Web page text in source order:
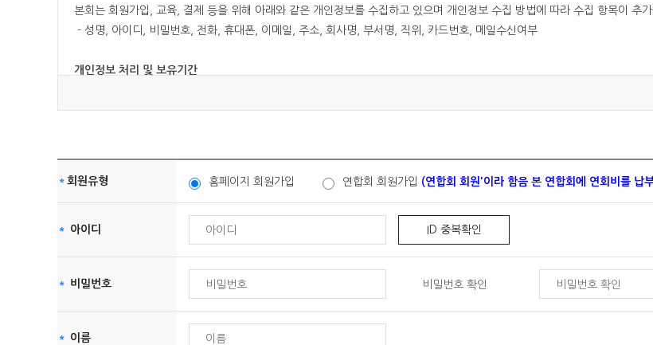
회원이란 한국공정경쟁연합회에서 회원으로 적합하다고 인정하는 일반 개인으로 본 약관에 동의하고 서비스의 회원가입 양식을 작성하고
(3) 이용자의 가입신청에 대하여 한국공정경쟁연합회에서 승낙한 경우, 한국공정경쟁연합회은(는) 회원 ID와 기타
(4) 가입할 때 입력한 ID는 변경할 수 없으며, 한 사람에게 오직 한 개의 ID가 발급됩니다.
(5) 한국공정경쟁연합회은(는) 다음 각 호에 해당하는 가입신청에 대하여는 승낙하지 않습니다.
가. 다른 사람의 명의를 사용하여 신청하였을 때
나. 본인의 실명으로 신청하지 않았을 때
라. 사회의 안녕과 질서 혹은 미풍양속을 저해할 목적으로 신청하였을 때
제3조 서비스 이용 및 제한
(1) 서비스 이용은 회사의 업무상 또는 기술상 특별한 지장이 없는 한 연중무휴, 1일 24시간을 원칙으로 합니다.
(2) 전항의 서비스 이용시간은 시스템 정기점검 등 한국공정경쟁연합회에서 필요한 경우, 회원에게 사전 통지한 후 제
본회는 회원가입, 교육, 결제 등을 위해 아래와 같은 개인정보를 수집하고 있으며 개인정보 수집 방법에 따라 수집 항목이 추가
- 성명, 아이디, 비밀번호, 전화, 휴대폰, 이메일, 주소, 회사명, 부서명, 직위, 카드번호, 메일수신여부
개인정보 처리 및 보유기간
단, 다음의 정보에 대해서는 아래의 이유로 명시한 기간 동안 보존합니다.
본회는 이용자들에게 특화된 맞춤서비스를 제공하기 위해서 이용자들의 정보를 저장하고 수시로 불러오는 '쿠키(cookie)'를
이용자들이 방문한 본회의 각 서비스와 웹 사이트들에 대한 방문 및 이용형태, 이용자 규모 등을 파악하여 이용자에게 최적화
② 쿠키의 설치/운영 및 거부
이용자는 쿠키 설치에 대한 선택권을 가지고 있습니다. 따라서 이용자는 웹브라우저에서 옵션을 설정함으로써 모든 쿠키를
* 회원유형 홈페이지 회원가입 연합회 회원가입 (연합회 회원'이라 함음 본 연합회에 연회비를 납
* 아이디 ID 중복확인
* 비밀번호 비밀번호 확인
* 이름